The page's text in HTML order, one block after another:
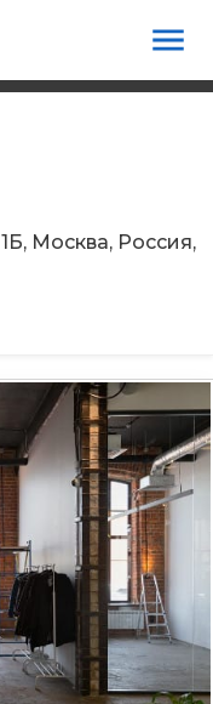
Москва, Россия,